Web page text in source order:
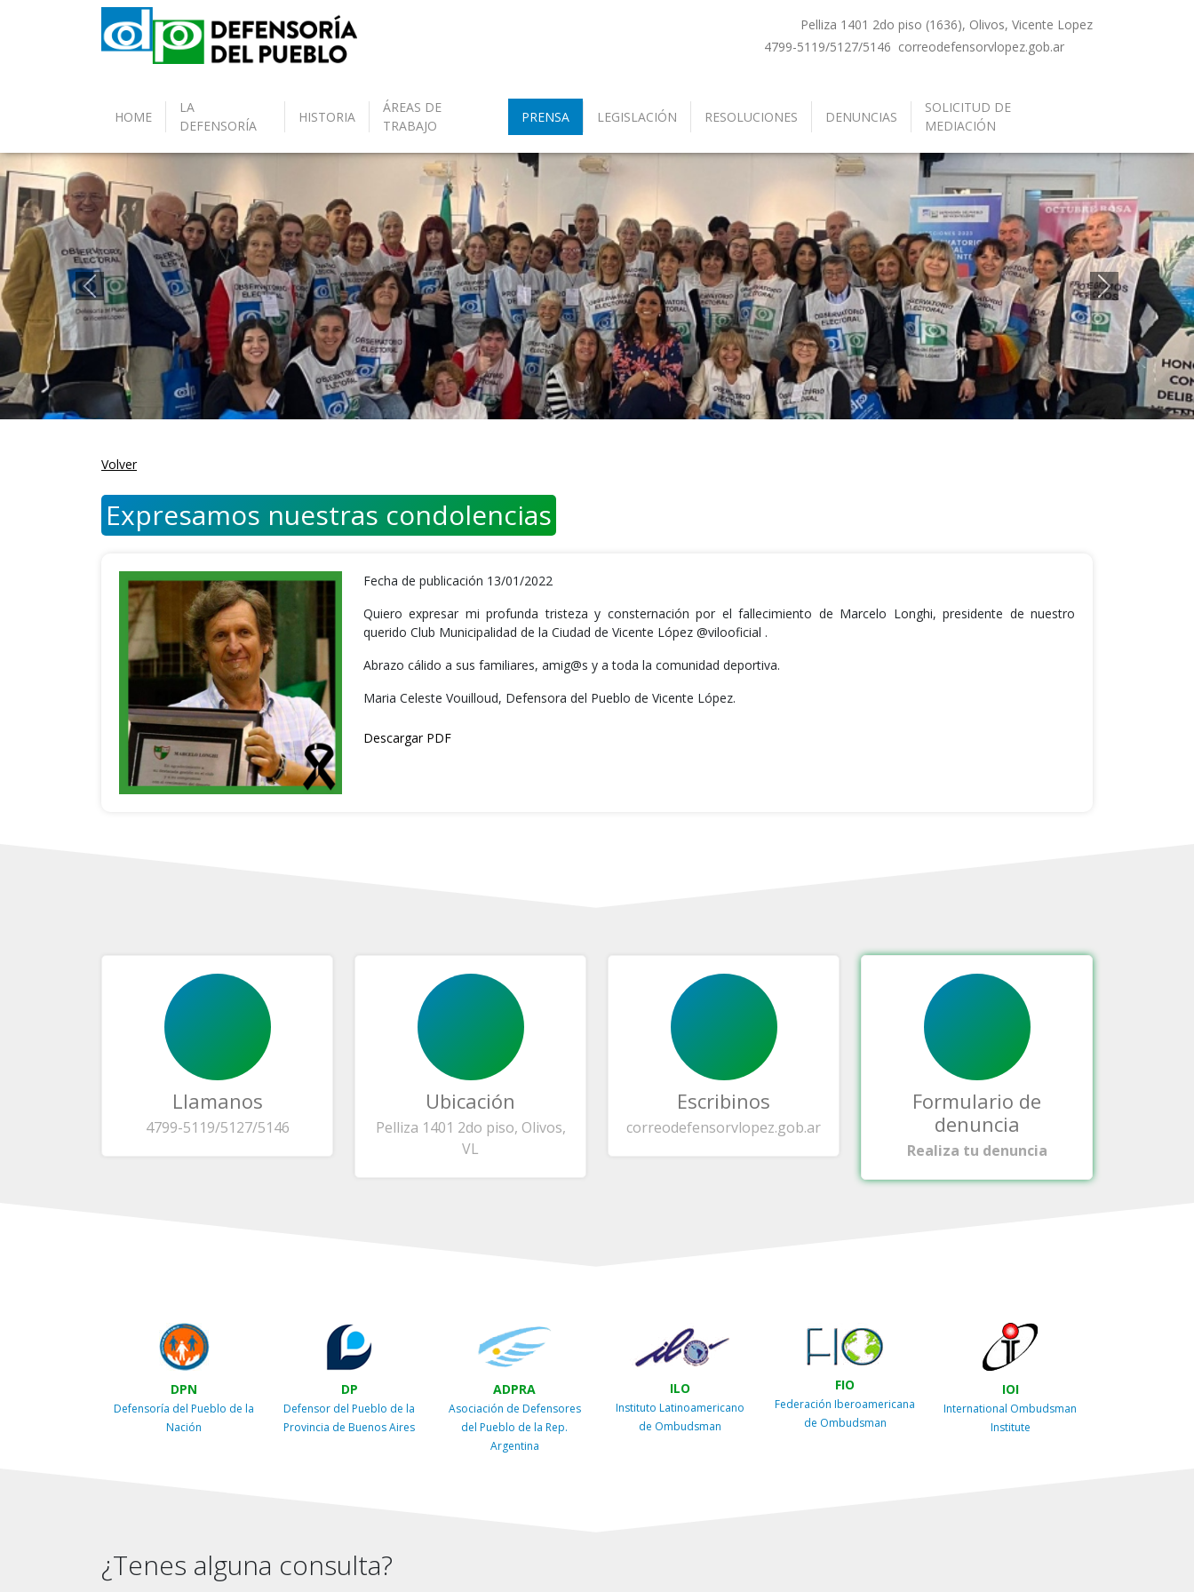
Pelliza 1401 2do piso (1636), Olivos, Vicente Lopez
4799-5119/5127/5146 correodefensorvlopez.gob.ar
HOME
LA
DEFENSORÍA
HISTORIA
ÁREAS DE
TRABAJO
PRENSA LEGISLACIÓN RESOLUCIONES DENUNCIAS
SOLICITUD DE
MEDIACIÓN
Anterior Siguiente
Volver
Expresamos nuestras condolencias
Fecha de publicación 13/01/2022
Quiero expresar mi profunda tristeza y consternación por el fallecimiento de Marcelo Longhi, presidente de nuestro
querido Club Municipalidad de la Ciudad de Vicente López @vilooficial .
Abrazo cálido a sus familiares, amig@s y a toda la comunidad deportiva.
Maria Celeste Vouilloud, Defensora del Pueblo de Vicente López.
Descargar PDF
Llamanos
4799-5119/5127/5146
Ubicación
Pelliza 1401 2do piso, Olivos,
VL
Escribinos
correodefensorvlopez.gob.ar
Formulario de
denuncia
Realiza tu denuncia
DPN
Defensoría del Pueblo de la
Nación
DP
Defensor del Pueblo de la
Provincia de Buenos Aires
ADPRA
Asociación de Defensores
del Pueblo de la Rep.
Argentina
ILO
Instituto Latinoamericano
de Ombudsman
FIO
Federación Iberoamericana
de Ombudsman
IOI
International Ombudsman
Institute
¿Tenes alguna consulta?